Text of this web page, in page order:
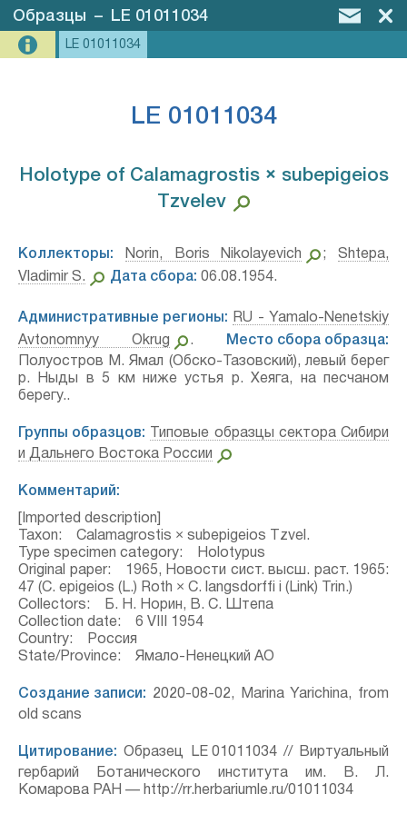
Образцы – LE 01011034
LE 01011034
LE 01011034
Holotype of Calamagrostis × subepigeios
Tzvelev⁣
Коллекторы: Norin, Boris Nikolayevich ; Shtepa,
Vladimir S.
Дата сбора: 06.08.1954.
Административные регионы:
RU - Yamalo-Nenetskiy
Avtonomnyy Okrug
.
Место сбора образца:
Полуостров М. Ямал (Обско-Тазовский), левый берег
р. Ныды в 5 км ниже устья р. Хеяга, на песчаном
берегу..
Группы образцов:
Типовые образцы сектора Сибири
и Дальнего Востока России
Комментарий:
[Imported description]
Taxon: Calamagrostis × subepigeios Tzvel.
Type specimen category: Holotypus
Original paper: 1965, Новости сист. высш. раст. 1965:
47 (C. epigeios (L.) Roth × C. langsdorffi i (Link) Trin.)
Collectors: Б. Н. Норин, В. С. Штепа
Collection date: 6 VIII 1954
Country: Россия
State/Province: Ямало-Ненецкий АО
Создание записи: 2020-08-02, Marina Yarichina, from
old scans
Цитирование: Образец LE 01011034 // Виртуальный
гербарий Ботанического института им. В. Л.
Комарова РАН — http://rr.herbariumle.ru/01011034